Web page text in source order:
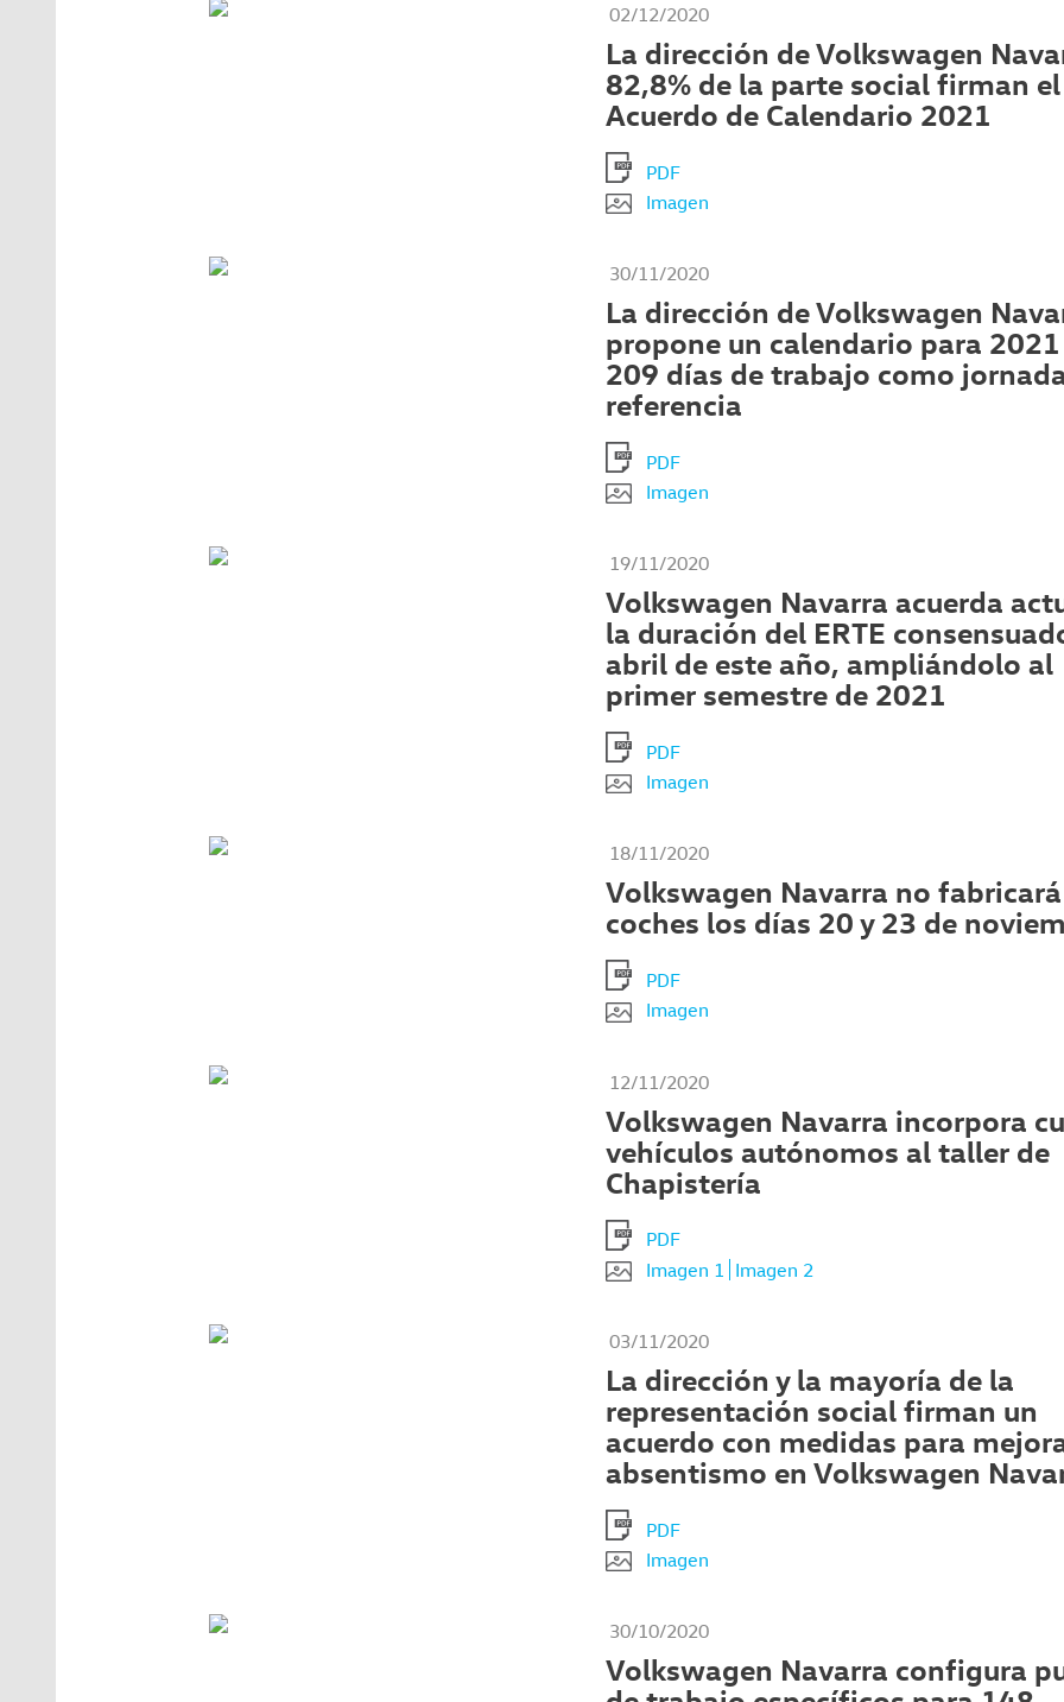
02/12/2020
La dirección de Volkswagen
82,8% de la parte social firman el
Acuerdo de Calendario 2021
PDF
Imagen
30/11/2020
La dirección de Volkswagen
propone un calendario para
209 días de trabajo como
referencia
PDF
Imagen
19/11/2020
Volkswagen Navarra acuerda
la duración del ERTE
abril de este año, ampliándolo al
primer semestre de 2021
PDF
Imagen
18/11/2020
Volkswagen Navarra no fabricará
coches los días 20 y 23 de
PDF
Imagen
12/11/2020
Volkswagen Navarra incorpora
vehículos autónomos al taller de
Chapistería
PDF
Imagen 1
Imagen 2
03/11/2020
La dirección y la mayoría de la
representación social firman un
acuerdo con medidas para
absentismo en Volkswagen
PDF
Imagen
30/10/2020
Volkswagen Navarra configura